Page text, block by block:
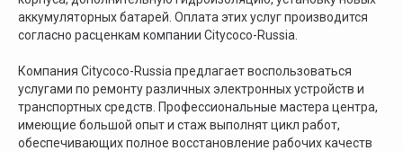
аккумуляторных батарей. Оплата этих услуг производится
согласно расценкам компании Citycoco-Russia.
Компания Citycoco-Russia предлагает воспользоваться
услугами по ремонту различных электронных устройств и
транспортных средств. Профессиональные мастера центра,
имеющие большой опыт и стаж выполнят цикл работ,
обеспечивающих полное восстановление рабочих качеств
Ежедневно с 9:00 до 21:00
Павильон Т 10-15
г. Москва, съезд 91-й км МКАД